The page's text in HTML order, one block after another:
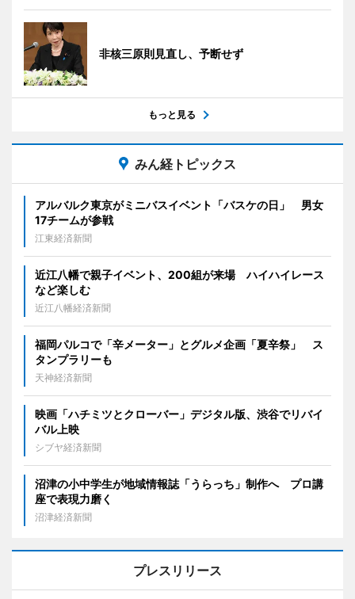
非核三原則見直し、予断せず
もっと見る
みん経トピックス
アルバルク東京がミニバスイベント「バスケの日」 男女
17チームが参戦
江東経済新聞
近江八幡で親子イベント、200組が来場 ハイハイレース
など楽しむ
近江八幡経済新聞
福岡パルコで「辛メーター」とグルメ企画「夏辛祭」 ス
タンプラリーも
天神経済新聞
映画「ハチミツとクローバー」デジタル版、渋谷でリバイ
バル上映
シブヤ経済新聞
沼津の小中学生が地域情報誌「うらっち」制作へ プロ講
座で表現力磨く
沼津経済新聞
プレスリリース